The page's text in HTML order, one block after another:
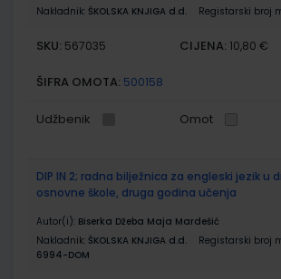
Nakladnik: ŠKOLSKA KNJIGA d.d. Registarski broj
SKU: 567035 CIJENA: 10,80 €
ŠIFRA OMOTA: 500158
Udžbenik Omot
DIP IN 2; radna bilježnica za engleski jezik u
osnovne škole, druga godina učenja
Autor(i): Biserka Džeba Maja Mardešić
Nakladnik: ŠKOLSKA KNJIGA d.d.
Registarski broj
6994-DOM